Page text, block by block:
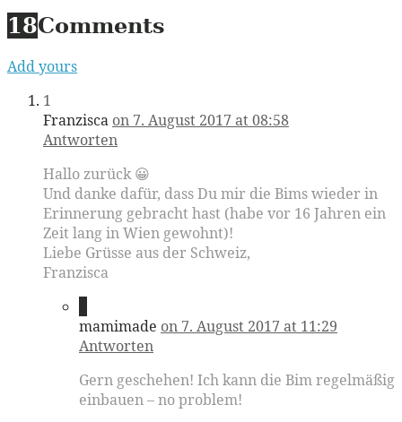
18Comments
Add yours
1
Franzisca on 7. August 2017 at 08:58
Antworten
Hallo zurück 😀
Und danke dafür, dass Du mir die Bims wieder in
Erinnerung gebracht hast (habe vor 16 Jahren ein
Zeit lang in Wien gewohnt)!
Liebe Grüsse aus der Schweiz,
Franzisca
mamimade on 7. August 2017 at 11:29
Antworten
Gern geschehen! Ich kann die Bim regelmäßig
einbauen – no problem!